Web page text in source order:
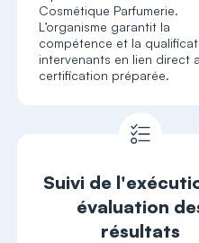
Cosmétique Parfumerie.
L’organisme garantit la
compétence et la
intervenants en lien direct
certification préparée.
Suivi de
évaluation
résultats